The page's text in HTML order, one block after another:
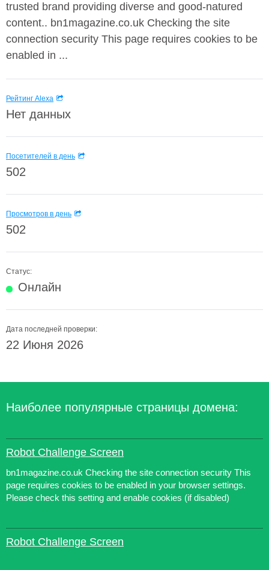
trusted brand providing diverse and good-natured
content.. bn1magazine.co.uk Checking the site
connection security This page requires cookies to be
enabled in ...
Рейтинг Alexa
Нет данных
Посетителей в день
502
Просмотров в день
502
Статус:
Онлайн
Дата последней проверки:
22 Июня 2026
Наиболее популярные страницы домена:
Robot Challenge Screen
bn1magazine.co.uk Checking the site connection security This
page requires cookies to be enabled in your browser settings.
Please check this setting and enable cookies (if disabled)
Robot Challenge Screen